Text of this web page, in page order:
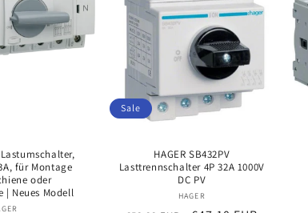
für Montage
oder
| Neues Modell
Sale
HAGER SB432PV
Lasttrennschalter 4P 32A 1000V
DC PV
Anbieter:
HAGER